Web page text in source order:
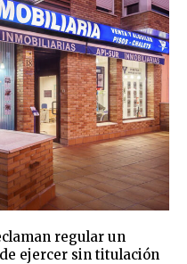
regular un
ejercer sin titulación